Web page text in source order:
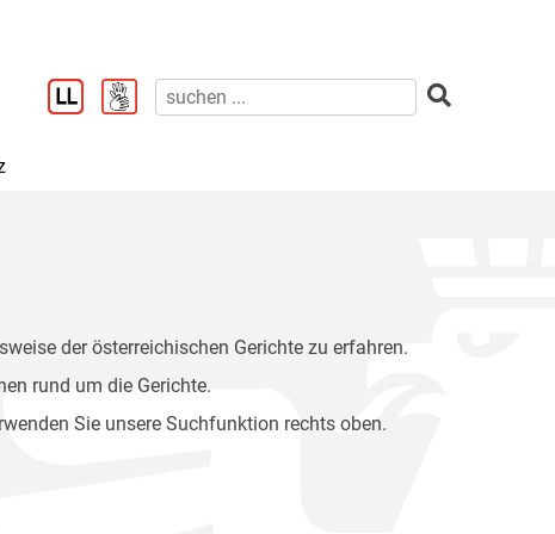
der österreichischen Gerichte zu erfahren.
rund um die Gerichte.
Sie unsere Suchfunktion rechts oben.